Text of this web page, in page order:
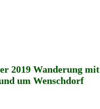
2019 Wanderung mit
um Wenschdorf